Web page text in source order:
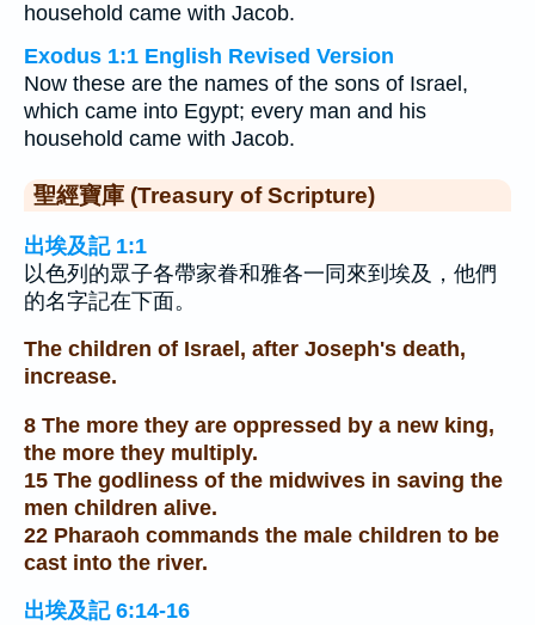
household came with Jacob.
Exodus 1:1 English Revised Version
Now these are the names of the sons of Israel,
which came into Egypt; every man and his
household came with Jacob.
聖經寶庫 (Treasury of Scripture)
出埃及記 1:1
以色列的眾子各帶家眷和雅各一同來到埃及，他們
的名字記在下面。
The children of Israel, after Joseph's death,
increase.
8 The more they are oppressed by a new king,
the more they multiply.
15 The godliness of the midwives in saving the
men children alive.
22 Pharaoh commands the male children to be
cast into the river.
出埃及記 6:14-16